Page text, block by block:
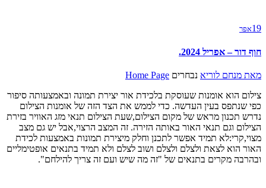
19אפר
חוף דור – אפריל 2024.
מאת מנחם לוריא נבחרים Home Page
צילום הוא אומנות שעוסקת בלכידת אור יצירת תמונה ובאמצעותה סיפור
כפי שנתפס בעין העדשה. כדי לממש את הצד הזה של אומנות הצילום
נדרש תכנון מראש של מקום הצילום,שעת הצילום תנאי מזג האוויר בזירת
הצילום וגם תנאי האור באותה הזירה. זה המצב הרצוי,אבל יש גם מצב
מצוי,קרי:לא תמיד אפשר לתכנן וחלק מיצירת תמונות באמצעות לכידת
האור הוא לצאת ולצלם ולצלם ושוב לצלם ולא תמיד בתנאים אופטימליים
ובהרבה מקרים בתנאים של "זה מה שיש ועם זה צריך להילחם".